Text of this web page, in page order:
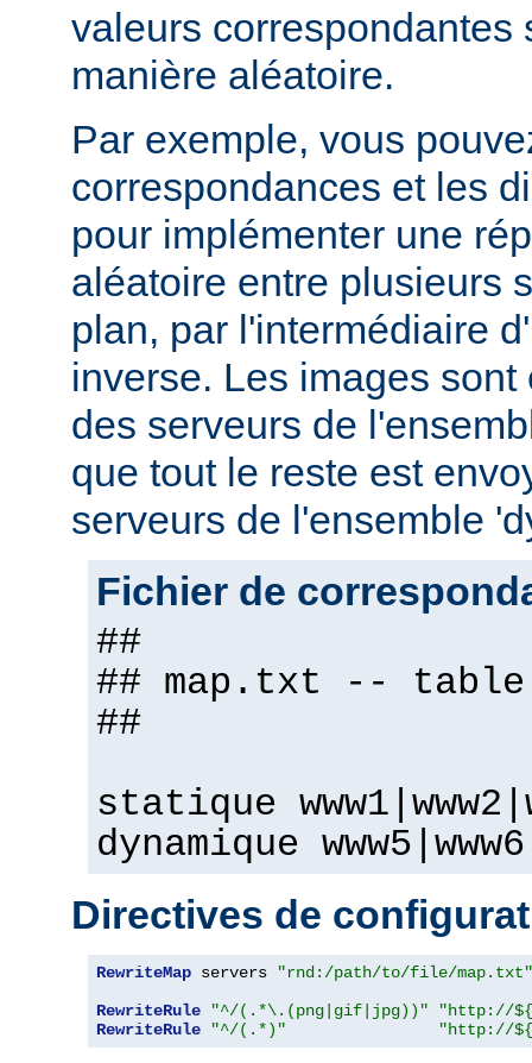
valeurs correspondantes
manière aléatoire.
Par exemple, vous
correspondances et les
pour implémenter une
aléatoire entre plusieurs
plan, par l'intermédiaire
inverse. Les images
des serveurs de
que tout le reste est
serveurs de l'ensemble
Fichier de
##
## map.txt --
##
statique
dynamique www5|www6
Directives de
RewriteMap servers
"rnd:/path/to/file/map.txt"
RewriteRule
"^/(.*\.(png|gif|jpg))"
"http://
RewriteRule
"^/(.*)" "http://